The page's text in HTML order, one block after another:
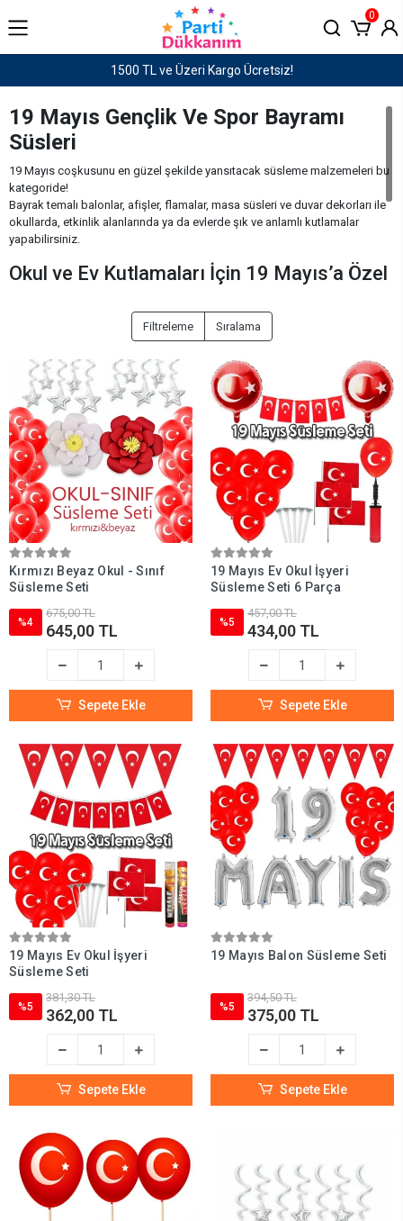
Haftaiçi saat 15:00'e kadar verilen siparişler AYNI
0
19 Mayıs Gençlik Ve Spor Bayramı
Süsleri
19 Mayıs coşkusunu en güzel şekilde yansıtacak süsleme malzemeleri bu
kategoride!
Bayrak temalı balonlar, afişler, flamalar, masa süsleri ve duvar dekorları ile
okullarda, etkinlik alanlarında ya da evlerde şık ve anlamlı kutlamalar
yapabilirsiniz.
Okul ve Ev Kutlamaları İçin 19 Mayıs’a Özel
Milli ruhu yansıtan kırmızı-beyaz renklerdeki ürünlerimizle gençliğe
armağan edilen bu özel günü unutulmaz kılın.
Hem iç hem dış mekanlarda kullanıma uygun 19 Mayıs süsleri, kolay
kurulumlarıyla da pratik bir çözüm sunar.
Kutlamalara renk ve anlam katmak için tüm ürünleri incelemeyi unutmayın!
Filtreleme Sıralama
Kırmızı Beyaz Okul - Sınıf
Süsleme Seti
%4
675,00 TL
645,00 TL
Sepete Ekle
19 Mayıs Ev Okul İşyeri
Süsleme Seti 6 Parça
%5
457,00 TL
434,00 TL
Sepete Ekle
19 Mayıs Ev Okul İşyeri
Süsleme Seti
%5
381,30 TL
362,00 TL
Sepete Ekle
19 Mayıs Balon Süsleme Seti
%5
394,50 TL
375,00 TL
Sepete Ekle